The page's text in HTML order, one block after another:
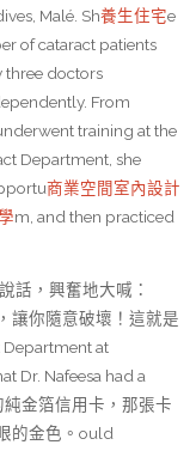
Malé. Sh養生住宅e
of cataract patients
three doctors
From
training at the
Department, she
商業空間室內設計
m, and then practiced
話，興奮地大喊：
讓你隨意破壞！這就是
Department at
Dr. Nafeesa had a
金箔信用卡，那張卡
的金色。ould